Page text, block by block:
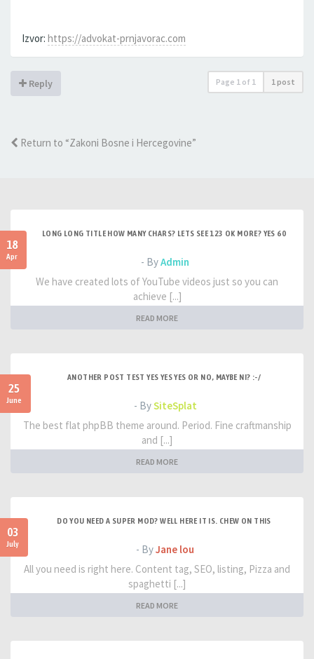
Izvor: https://advokat-prnjavorac.com
Reply Page 1 of 1 1 post
Return to “Zakoni Bosne i Hercegovine”
18
Apr
LONG LONG TITLE HOW MANY CHARS? LETS SEE 123 OK MORE? YES 60
- ByAdmin
We have created lots of YouTube videos just so you can
achieve [...]
READ MORE
25
June
ANOTHER POST TEST YES YES YES OR NO, MAYBE NI? :-/
- BySiteSplat
The best flat phpBB theme around. Period. Fine craftmanship
and [...]
READ MORE
03
July
DO YOU NEED A SUPER MOD? WELL HERE IT IS. CHEW ON THIS
- ByJane lou
All you need is right here. Content tag, SEO, listing, Pizza and
spaghetti [...]
READ MORE